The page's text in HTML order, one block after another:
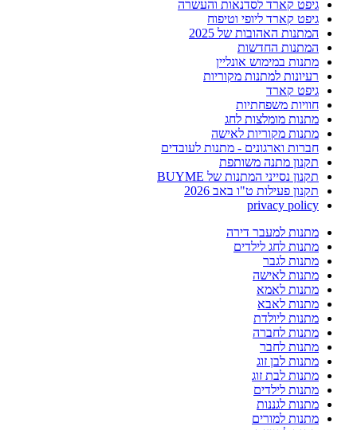
גיפט קארד לסדנאות והעשרה
גיפט קארד ליופי וטיפוח
המתנות האהובות של 2025
המתנות החדשות
מתנות במימוש אונליין
רעיונות למתנות מקוריות
גיפט קארד
חוויות משפחתיות
מתנות מומלצות לחג
מתנות מקוריות לאישה
חברות וארגונים - מתנות לעובדים
תקנון מתנה משותפת
תקנון נסייני המתנות של BUYME
תקנון פעילות ט"ו באב 2026
privacy policy
מתנות למעבר דירה
מתנות לחג לילדים
מתנות לגבר
מתנות לאישה
מתנות לאמא
מתנות לאבא
מתנות ליולדת
מתנות לחברה
מתנות לחבר
מתנות לבן זוג
מתנות לבת זוג
מתנות לילדים
מתנות לגננות
מתנות למורים